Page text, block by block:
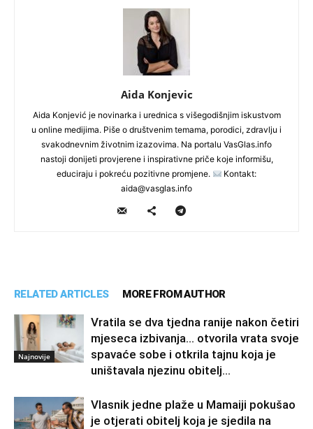
Aida Konjevic
Aida Konjević je novinarka i urednica s višegodišnjim iskustvom
u online medijima. Piše o društvenim temama, porodici, zdravlju i
svakodnevnim životnim izazovima. Na portalu VasGlas.info
nastoji donijeti provjerene i inspirativne priče koje informišu,
educiraju i pokreću pozitivne promjene.
Kontakt:
aida@vasglas.info
RELATED ARTICLES MORE FROM AUTHOR
Najnovije
Vratila se dva tjedna ranije nakon četiri
mjeseca izbivanja… otvorila vrata svoje
spavaće sobe i otkrila tajnu koja je
uništavala njezinu obitelj…
Vlasnik jedne plaže u Mamaiji pokušao
je otjerati obitelj koja je sjedila na